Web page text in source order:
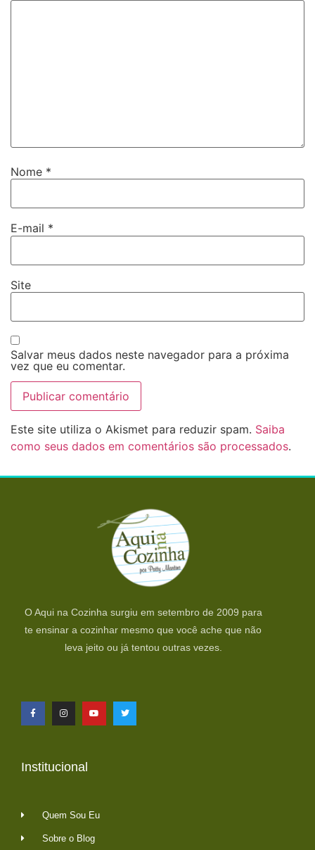
Nome *
E-mail *
Site
Salvar meus dados neste navegador para a próxima
vez que eu comentar.
Este site utiliza o Akismet para reduzir spam. Saiba
como seus dados em comentários são processados.
O Aqui na Cozinha surgiu em setembro de 2009 para
te ensinar a cozinhar mesmo que você ache que não
leva jeito ou já tentou outras vezes.
Institucional
Quem Sou Eu
Sobre o Blog